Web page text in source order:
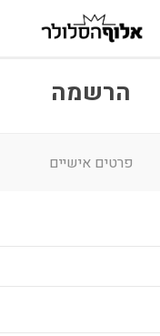
הרשמה
פרטים אישיים